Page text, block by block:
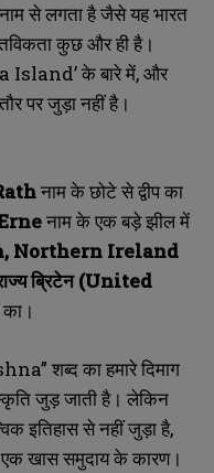
नाम से लगता है जैसे यह भारत
कुछ और ही है।
Island’के बारे में,और
पर जुड़ा नहीं है।
नाम के छोटे से द्वीप का
नाम के एक बड़े झील में
Northern Ireland
ब्रिटेन (United
शब्द का हमारे दिमाग
जुड़ जाती है। लेकिन
इतिहास से नहीं जुड़ा है,
खास समुदाय के कारण।